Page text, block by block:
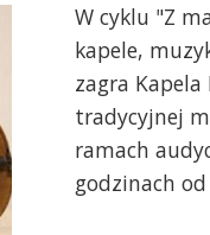
W cyklu "Z
kapele,
zagra Kapela
tradycyjnej
ramach
godzinach